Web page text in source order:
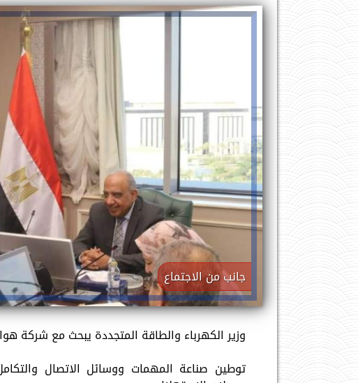
جانب من الاجتماع
وزير الكهرباء والطاقة المتجددة يبحث مع شركة
توطين صناعة المهمات ووسائل الاتصال